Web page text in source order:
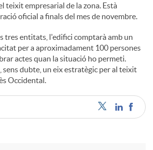
teixit empresarial de la zona. Està
oficial a finals del mes de novembre.
tres entitats, l'edifici comptarà amb un
per a aproximadament 100 persones
actes quan la situació ho permeti.
sens dubte, un eix estratègic per al teixit
Occidental.